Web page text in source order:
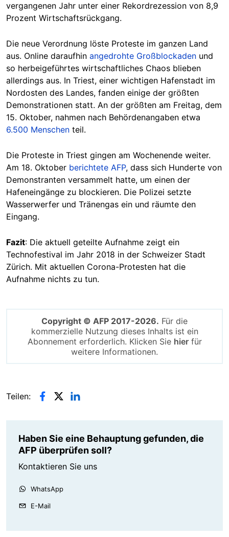
vergangenen Jahr unter einer Rekordrezession von 8,9
Prozent Wirtschaftsrückgang.
Die neue Verordnung löste Proteste im ganzen Land
aus. Online daraufhin angedrohte Großblockaden und
so herbeigeführtes wirtschaftliches Chaos blieben
allerdings aus. In Triest, einer wichtigen Hafenstadt im
Nordosten des Landes, fanden einige der größten
Demonstrationen statt. An der größten am Freitag, dem
15. Oktober, nahmen nach Behördenangaben etwa
6.500 Menschen teil.
Die Proteste in Triest gingen am Wochenende weiter.
Am 18. Oktober berichtete AFP, dass sich Hunderte von
Demonstranten versammelt hatte, um einen der
Hafeneingänge zu blockieren. Die Polizei setzte
Wasserwerfer und Tränengas ein und räumte den
Eingang.
Fazit: Die aktuell geteilte Aufnahme zeigt ein
Technofestival im Jahr 2018 in der Schweizer Stadt
Zürich. Mit aktuellen Corona-Protesten hat die
Aufnahme nichts zu tun.
Copyright © AFP 2017-2026. Für die
kommerzielle Nutzung dieses Inhalts ist ein
Abonnement erforderlich. Klicken Sie hierfür
weitere Informationen.
Teilen:
Haben Sie eine Behauptung gefunden, die
AFP überprüfen soll?
Kontaktieren Sie uns
WhatsApp
E-Mail